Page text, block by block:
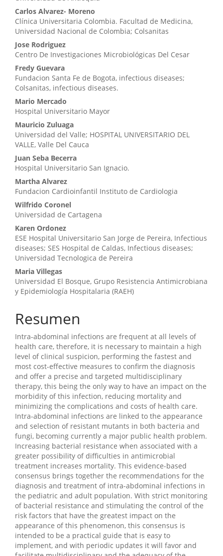
Carlos Alvarez- Moreno
Clínica Universitaria Colombia. Facultad de Medicina,
Universidad Nacional de Colombia; Colsanitas
Jose Rodriguez
Centro De Investigaciones Microbiológicas Del Cesar
Fredy Guevara
Fundacion Santa Fe de Bogota, infectious diseases;
Colsanitas, infectious diseases.
Mario Mercado
Hospital Universitario Mayor
Mauricio Zuluaga
Universidad del Valle; HOSPITAL UNIVERSITARIO DEL
VALLE, Valle Del Cauca
Juan Seba Becerra
Hospital Universitario San Ignacio.
Martha Alvarez
Fundacion Cardioinfantil Instituto de Cardiologia
Wilfrido Coronel
Universidad de Cartagena
Karen Ordonez
ESE Hospital Universitario San Jorge de Pereira, Infectious
diseases; SES Hospital de Caldas, Infectious diseases;
Universidad Tecnologica de Pereira
Maria Villegas
Universidad El Bosque, Grupo Resistencia Antimicrobiana
y Epidemiología Hospitalaria (RAEH)
Resumen
Intra-abdominal infections are frequent at all levels of
health care, therefore, it is necessary to maintain a high
level of clinical suspicion, performing the fastest and
most cost-effective measures to confirm the diagnosis
and offer a precise and targeted multidisciplinary
therapy, this being the only way to have an impact on the
morbidity of this infection, reducing mortality and
minimizing the complications and costs of health care.
Intra-abdominal infections are linked to the appearance
and selection of resistant mutants in both bacteria and
fungi, becoming currently a major public health problem.
Increasing bacterial resistance when associated with a
greater possibility of difficulties in antimicrobial
treatment increases mortality. This evidence-based
consensus brings together the recommendations for the
diagnosis and treatment of intra-abdominal infections in
the pediatric and adult population. With strict monitoring
of bacterial resistance and stimulating the control of the
risk factors that have the greatest impact on the
appearance of this phenomenon, this consensus is
intended to be a practical guide that is easy to
implement, and with periodic updates it will favor and